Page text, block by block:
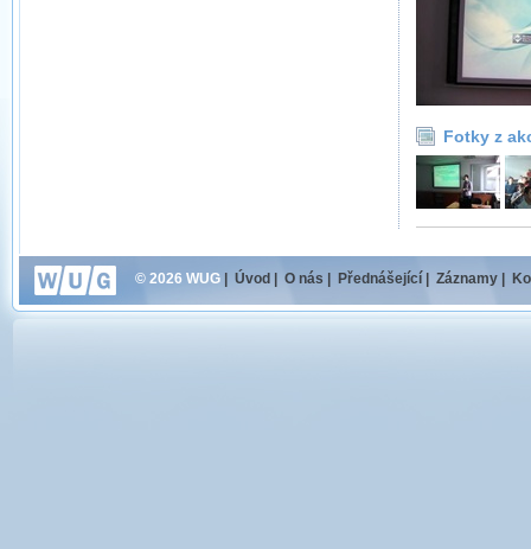
Fotky z
© 2026 WUG Úvod O nás Přednášející Záznamy